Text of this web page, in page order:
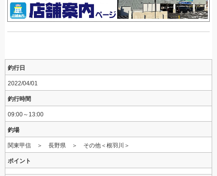
釣行日
2022/04/01
釣行時間
09:00～13:00
釣場
関東甲信 ＞ 長野県 ＞ その他＜根羽川＞
ポイント